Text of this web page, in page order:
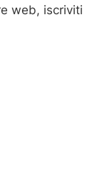
web, iscriviti